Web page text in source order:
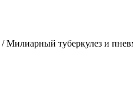
/Милиарный туберкулез и